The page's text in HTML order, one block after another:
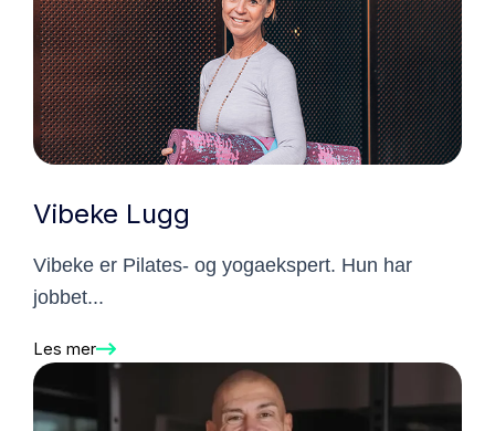
Vibeke Lugg
Vibeke er Pilates- og yogaekspert. Hun har
jobbet...
Les mer